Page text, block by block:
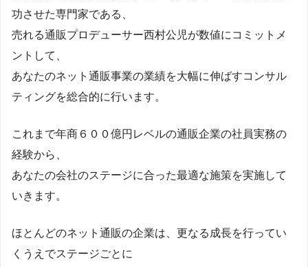
功させた専門家である、
売れる通販プロデューサー西村公児が数値にコミットメ
ントして、
あなたのネット通販事業の業績を大幅に伸ばすコンサル
ティングを総合的に行います。
これまで年商６００億円レベルの通販企業の社員実務の
経験から、
あなたの会社のステージに合った最適な施策を実施して
いきます。
ほとんどのネット通販の企業は、更なる成長を行ってい
くうえでステージごとに